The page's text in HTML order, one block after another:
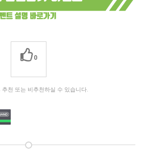
0
천 또는 비추천하실 수 있습니다.